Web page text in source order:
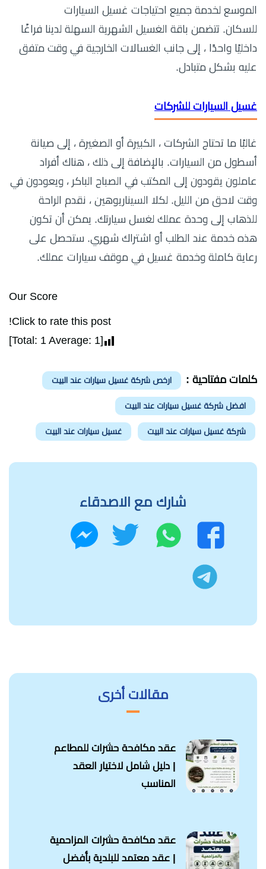
الموسع لخدمة جميع احتياجات غسيل السيارات
للسكان. تتضمن باقة الغسيل الشهرية السهلة لدينا فراغًا
داخليًا واحدًا ، إلى جانب الغسالات الخارجية في وقت متفق
عليه بشكل متبادل.
غسيل السيارات للشركات
غالبًا ما تحتاج الشركات ، الكبيرة أو الصغيرة ، إلى صيانة
أسطول من السيارات. بالإضافة إلى ذلك ، هناك أفراد
عاملون يقودون إلى المكتب في الصباح الباكر ، ويعودون في
وقت لاحق من الليل. لكلا السيناريوهين ، نقدم الراحة
للذهاب إلى وحدة عملك لغسل سيارتك. يمكن أن تكون
هذه خدمة عند الطلب أو اشتراك شهري. ستحصل على
رعاية كاملة وخدمة غسيل في موقف سيارات عملك.
Our Score
Click to rate this post!
[Total:
1 Average: 1
]
كلمات مفتاحية : ارخص شركة غسيل سيارات عند البيت
افضل شركة غسيل سيارات عند البيت
شركة غسيل سيارات عند البيت غسيل سيارات عند البيت
شارك مع الاصدقاء
فيسبوك
واتساب تويتر
مقالات أخرى
عقد مكافحة حشرات للمطاعم
| دليل شامل لاختيار العقد
المناسب
عقد مكافحة حشرات المزاحمية
| عقد معتمد للبلدية بأفضل